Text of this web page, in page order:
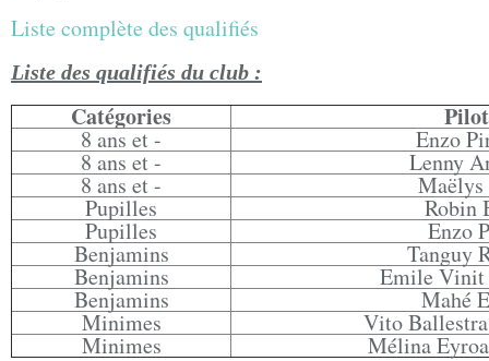
Liste complète des qualifiés
Liste des qualifiés du club :
Catégories
8 ans et - Enzo
8 ans et - Lenny
8 ans et -
Pupilles Robin
Pupilles Enzo
Benjamins Tanguy
Benjamins Emile Vinit
Benjamins Mahé
Minimes Vito
Minimes Mélina